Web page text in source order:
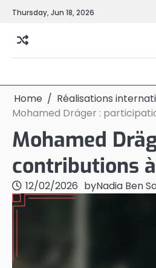
Skip
content
Thursday, Jun 18, 2026
Home
Réalisations
Mohamed Dräger :
Mohamed
contributions
12/02/2026 byNadia Ben